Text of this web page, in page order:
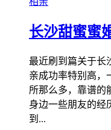
长沙甜蜜蜜
最近刷到篇关于长
亲成功率特别高，
所那么多，靠谱的
身边一些朋友的经
到...